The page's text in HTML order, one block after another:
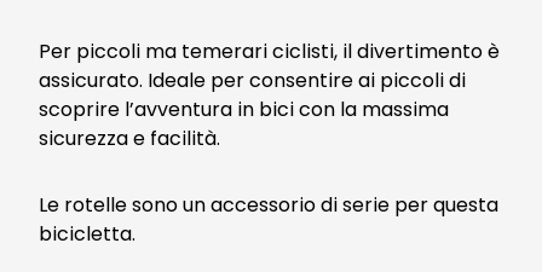
Per piccoli ma temerari ciclisti, il divertimento è
assicurato. Ideale per consentire ai piccoli di
scoprire l’avventura in bici con la massima
sicurezza e facilità.
Le rotelle sono un accessorio di serie per questa
bicicletta.